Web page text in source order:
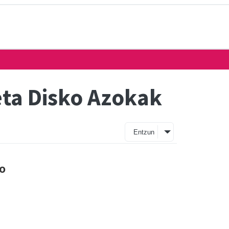
Disko Azokak
Entzun